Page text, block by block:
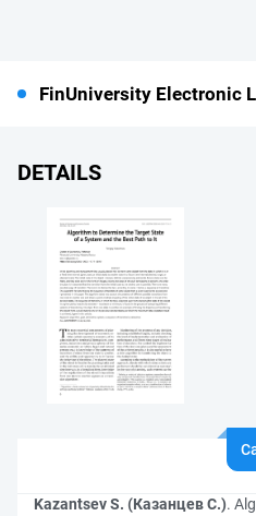
FinUniversity Electronic
DETAILS
Kazantsev S. (Казанцев С.).